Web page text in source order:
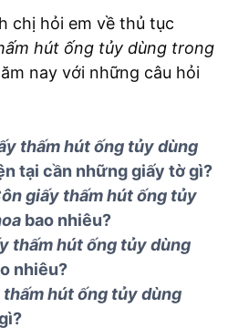
chị hỏi em về thủ tục
hút ống tủy dùng trong
nay với những câu hỏi
thấm hút ống tủydùng
tại cần những giấy tờ gì?
giấy thấm hút ống tủy
bao nhiêu?
thấm hút ống tủydùng
nhiêu?
thấm hút ống tủydùng